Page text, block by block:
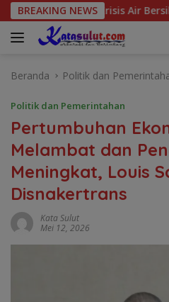
Langsung
ke
konten
BREAKING NEWS
Krisis Air Bersih
Beranda Politik dan
Politik dan Pemerintahan
Pertumbuhan
Melambat dan
Meningkat, Louis
Disnakertrans
Kata Sulut
Mei 12, 2026